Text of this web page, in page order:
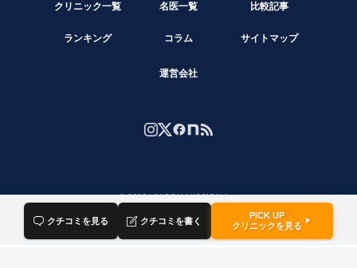
クリニック一覧 名医一覧 比較記事
ランキング コラム サイトマップ
運営会社
© 2026 UNISON MISSION Inc.
 クチコミを見る  クチコミを書く
PICK UP
クリニックを見る ▶